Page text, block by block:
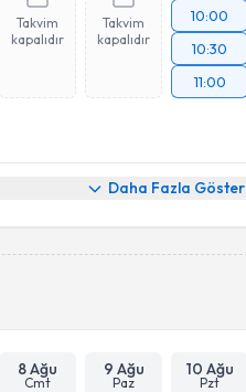
Takvim
kapalıdır
Takvim
kapalıdır
10:00
10:30
11:00
Daha Fazla Göster
8 Ağu
Cmt
9 Ağu
Paz
10 Ağu
Pzt